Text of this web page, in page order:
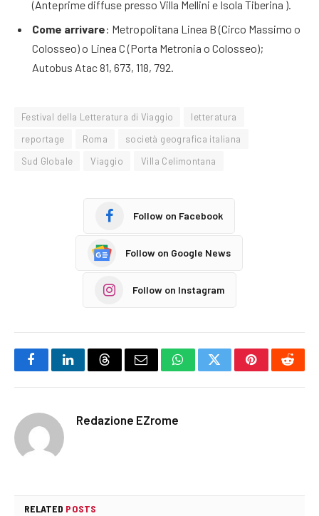
(Anteprime diffuse presso Villa Mellini e Isola Tiberina ).
Come arrivare: Metropolitana Linea B (Circo Massimo o
Colosseo) o Linea C (Porta Metronia o Colosseo);
Autobus Atac 81, 673, 118, 792.
Festival della Letteratura di Viaggio
letteratura
reportage
Roma
società geografica italiana
Sud Globale
Viaggio Villa Celimontana
Follow on Facebook
Follow on Google News
Follow on Instagram
FacebookLinkedInThreadsEmail WhatsAppTwitterPinterest
Redazione EZrome
RELATED POSTS